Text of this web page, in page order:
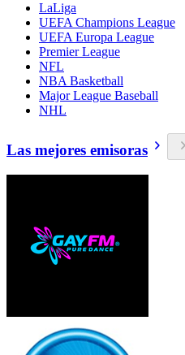
LaLiga
UEFA Champions League
UEFA Europa League
Premier League
NFL
NBA Basketball
Major League Baseball
NHL
Las mejores emisoras